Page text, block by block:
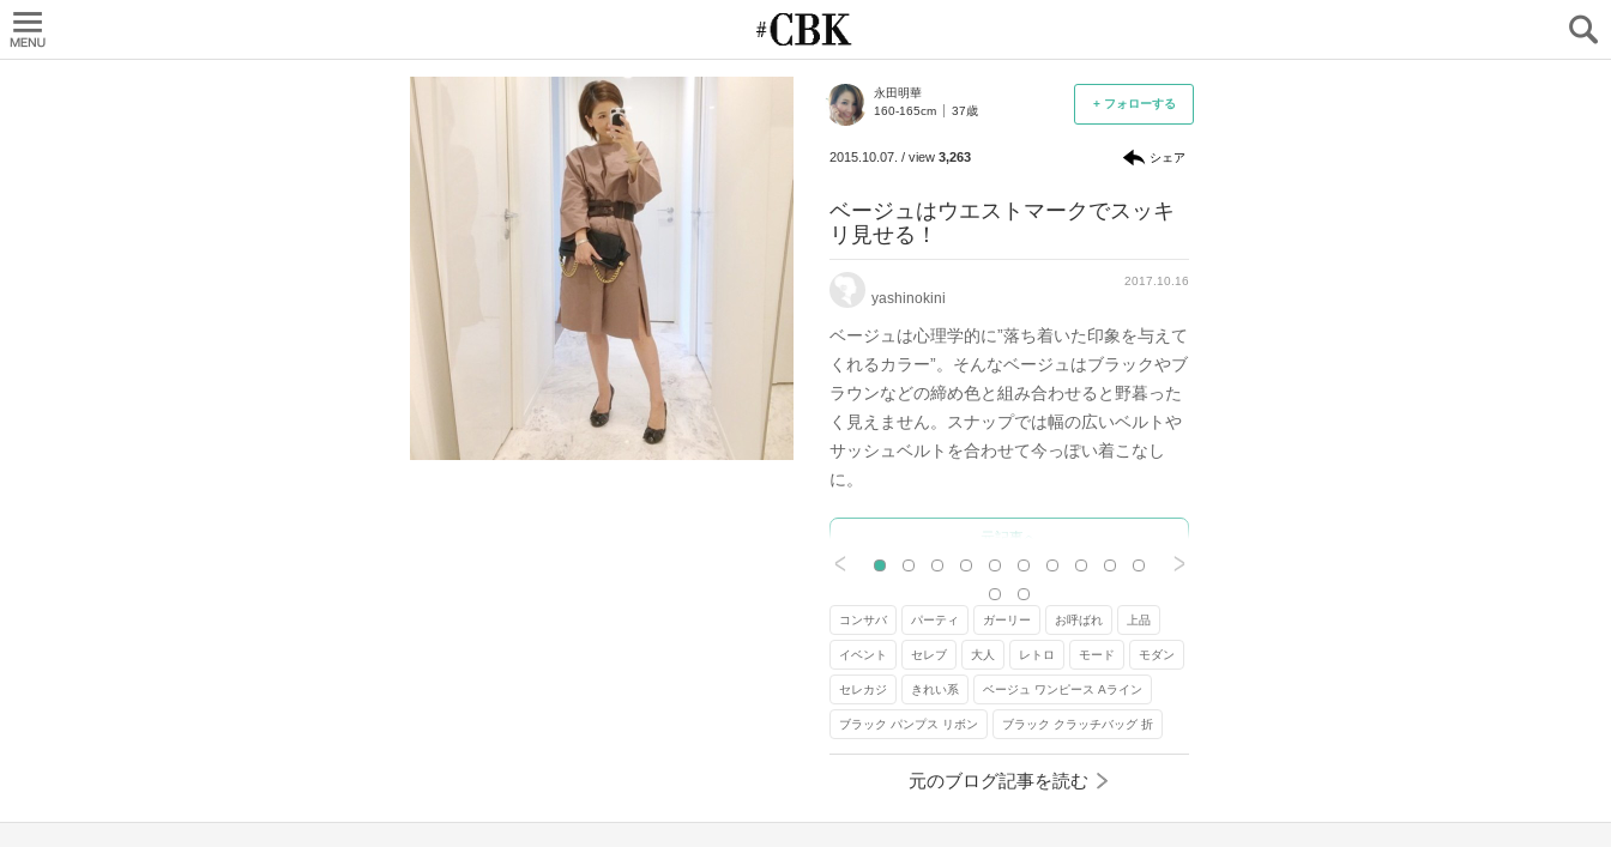
+ フォローする
永田明華
160-165cm
37歳
2015.10.07. / view 3,263 シェア
ベージュはウエストマークでスッキ
リ見せる！
yashinokini
2017.10.16
ベージュは心理学的に”落ち着いた印象を与えて
くれるカラー”。そんなベージュはブラックやブ
ラウンなどの締め色と組み合わせると野暮った
く見えません。スナップでは幅の広いベルトや
サッシュベルトを合わせて今っぽい着こなし
に。
元記事へ
< >
コンサバ パーティ ガーリー お呼ばれ 上品
イベント セレブ 大人 レトロ モード モダン
セレカジ きれい系 ベージュ ワンピース Aライン
ブラック パンプス リボン ブラック クラッチバッグ 折
元のブログ記事を読む